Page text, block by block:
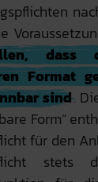
Format
sind.
Form“
für den